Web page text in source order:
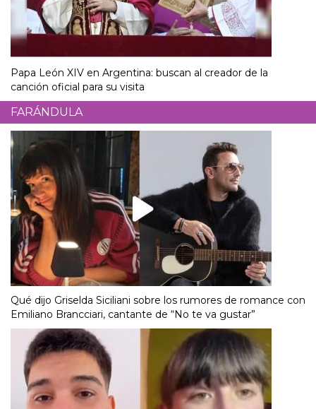
Papa León XIV en Argentina: buscan al creador de la
canción oficial para su visita
FARÁNDULA
Qué dijo Griselda Siciliani sobre los rumores de romance con
Emiliano Brancciari, cantante de “No te va gustar”